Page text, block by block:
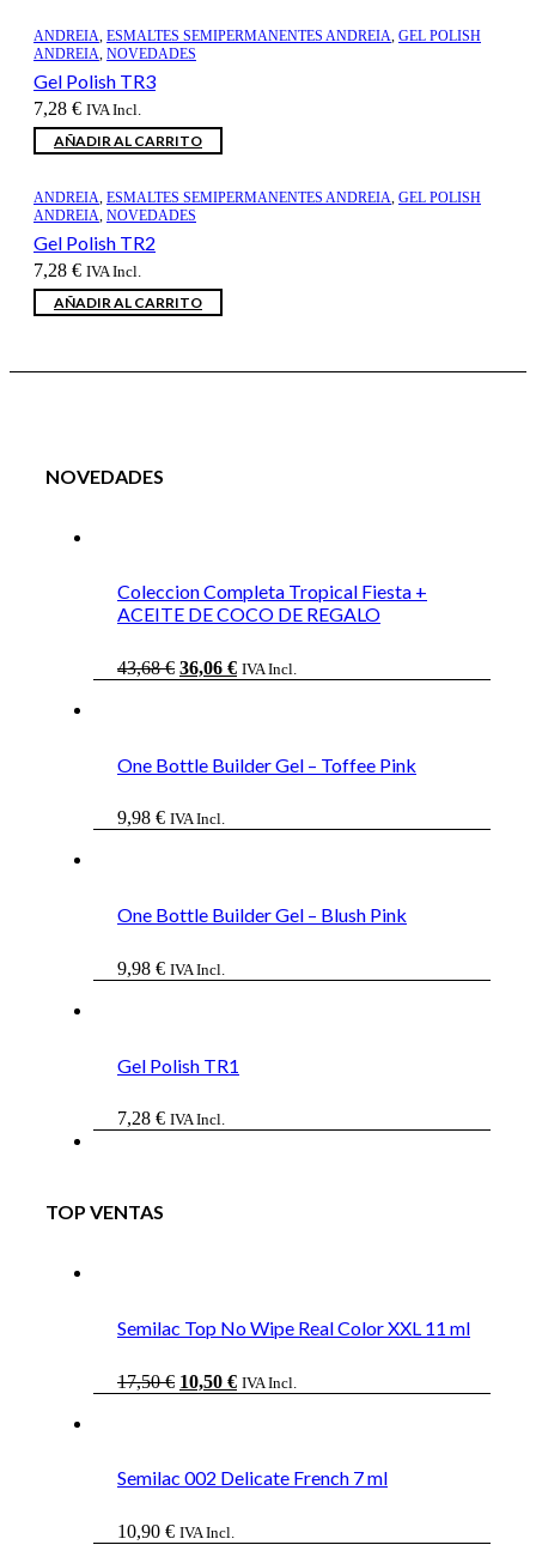
ANDREIA, ESMALTES SEMIPERMANENTES ANDREIA, GEL POLISH
ANDREIA, NOVEDADES
Gel Polish TR3
7,28 € IVA Incl.
AÑADIR AL CARRITO
ANDREIA, ESMALTES SEMIPERMANENTES ANDREIA, GEL POLISH
ANDREIA, NOVEDADES
Gel Polish TR2
7,28 € IVA Incl.
AÑADIR AL CARRITO
NOVEDADES
Coleccion Completa Tropical Fiesta +
ACEITE DE COCO DE REGALO
43,68€ El
36,06 €ElIVA Incl.
One Bottle Builder Gel – Toffee Pink
9,98 € IVA Incl.
One Bottle Builder Gel – Blush Pink
9,98 € IVA Incl.
Gel Polish TR1
7,28 € IVA Incl.
TOP VENTAS
Semilac Top No Wipe Real Color XXL 11 ml
17,50€ El
10,50 €ElIVA Incl.
Semilac 002 Delicate French 7 ml
10,90 € IVA Incl.